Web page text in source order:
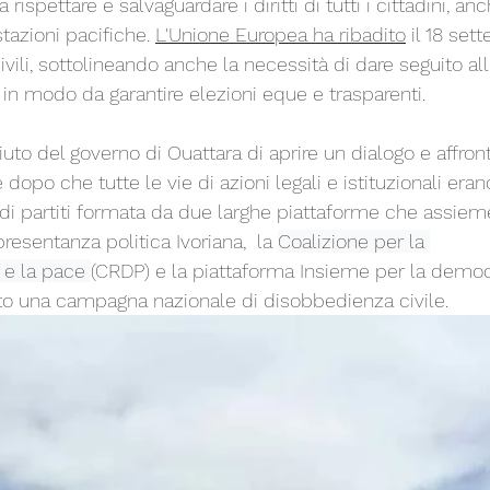
rispettare e salvaguardare i diritti di tutti i cittadini,
pacifiche. L'Unione Europea ha ribadito il 18
sottolineando anche la necessità di dare seguito
modo da garantire elezioni eque e trasparenti.
del governo di Ouattara di aprire un dialogo e
dopo che tutte le vie di azioni legali e istituzionali
partiti formata da due larghe piattaforme che
politica Ivoriana,  la Coalizione per la
la pace (CRDP) e la piattaforma Insieme per la
una campagna nazionale di disobbedienza civile.